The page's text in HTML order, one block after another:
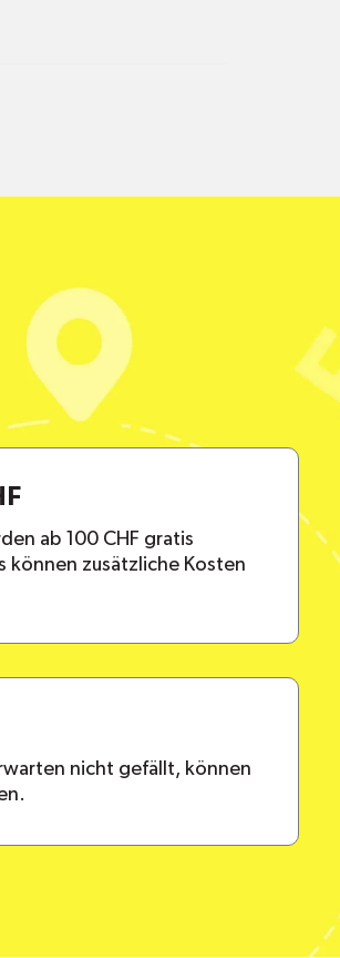
ab 100 CHF gratis
können zusätzliche Kosten
nicht gefällt, können